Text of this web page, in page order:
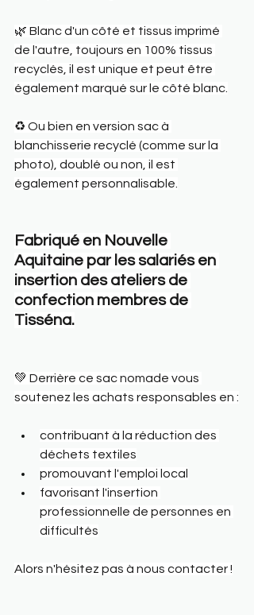
🌿 Blanc d'un côté et tissus imprimé
de l'autre, toujours en 100% tissus
recyclés, il est unique et peut être
également marqué sur le côté blanc.
♻️ Ou bien en version sac à
blanchisserie recyclé (comme sur la
photo), doublé ou non, il est
également personnalisable.
Fabriqué en Nouvelle
Aquitaine par les salariés en
insertion des ateliers de
confection membres de
Tisséna.
💚 Derrière ce sac nomade vous
soutenez les achats responsables en :
contribuant à la réduction des
déchets textiles
promouvant l'emploi local
favorisant l'insertion
professionnelle de personnes en
difficultés
Alors n'hésitez pas à nous contacter !